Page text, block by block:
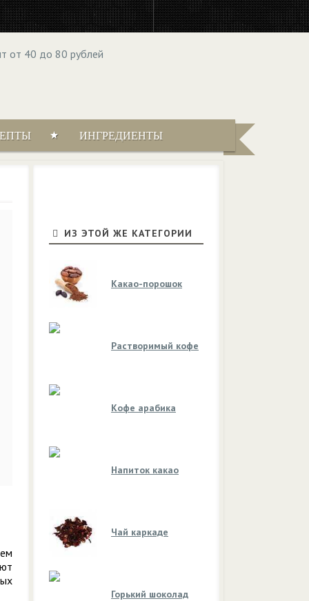
ИНГРЕДИЕНТЫ
ИЗ ЭТОЙ ЖЕ КАТЕГОРИИ
Какао-порошок
Растворимый кофе
Кофе арабика
Напиток какао
Чай каркаде
Горький шоколад